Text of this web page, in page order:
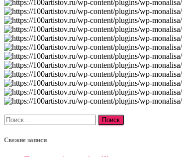
Найти:
Свежие записи